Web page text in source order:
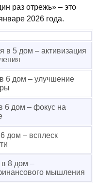
раз отрежь» – это
2026 года.
в 5 дом – активизация
6 дом – улучшение
6 дом – фокус на
дом – всплеск
8 дом –
мышления